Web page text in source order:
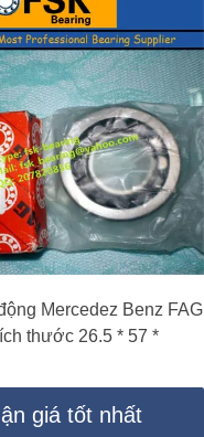
Mercedez Benz FAG
thước 26.5 * 57 *
giá tốt nhất